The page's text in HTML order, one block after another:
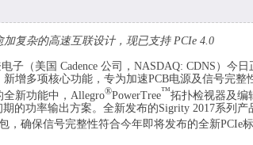
复杂的高速互联设计，现已支持PCIe 4.0
子（美国 Cadence 公司， NASDAQ: CDNS ） 今日
增多项核心功能，专为加速PCB电源及信号完整
新功能中， Allegro®PowerTree™拓扑检视器及编
的功率输出方案。全新发布的Sigrity 2017系列产
，确保信号完整性符合今年即将发布的全新PCIe标